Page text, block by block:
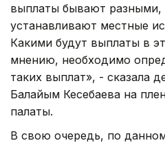
выплаты бывают разными,
устанавливают местные
Какими будут выплаты в
мнению, необходимо
таких выплат», - сказала
Балайым Кесебаева на
палаты.
В свою очередь, по